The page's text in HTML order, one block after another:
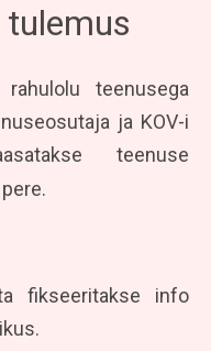
tulemus
teenusega
ja KOV-i
teenuse
fikseeritakse info